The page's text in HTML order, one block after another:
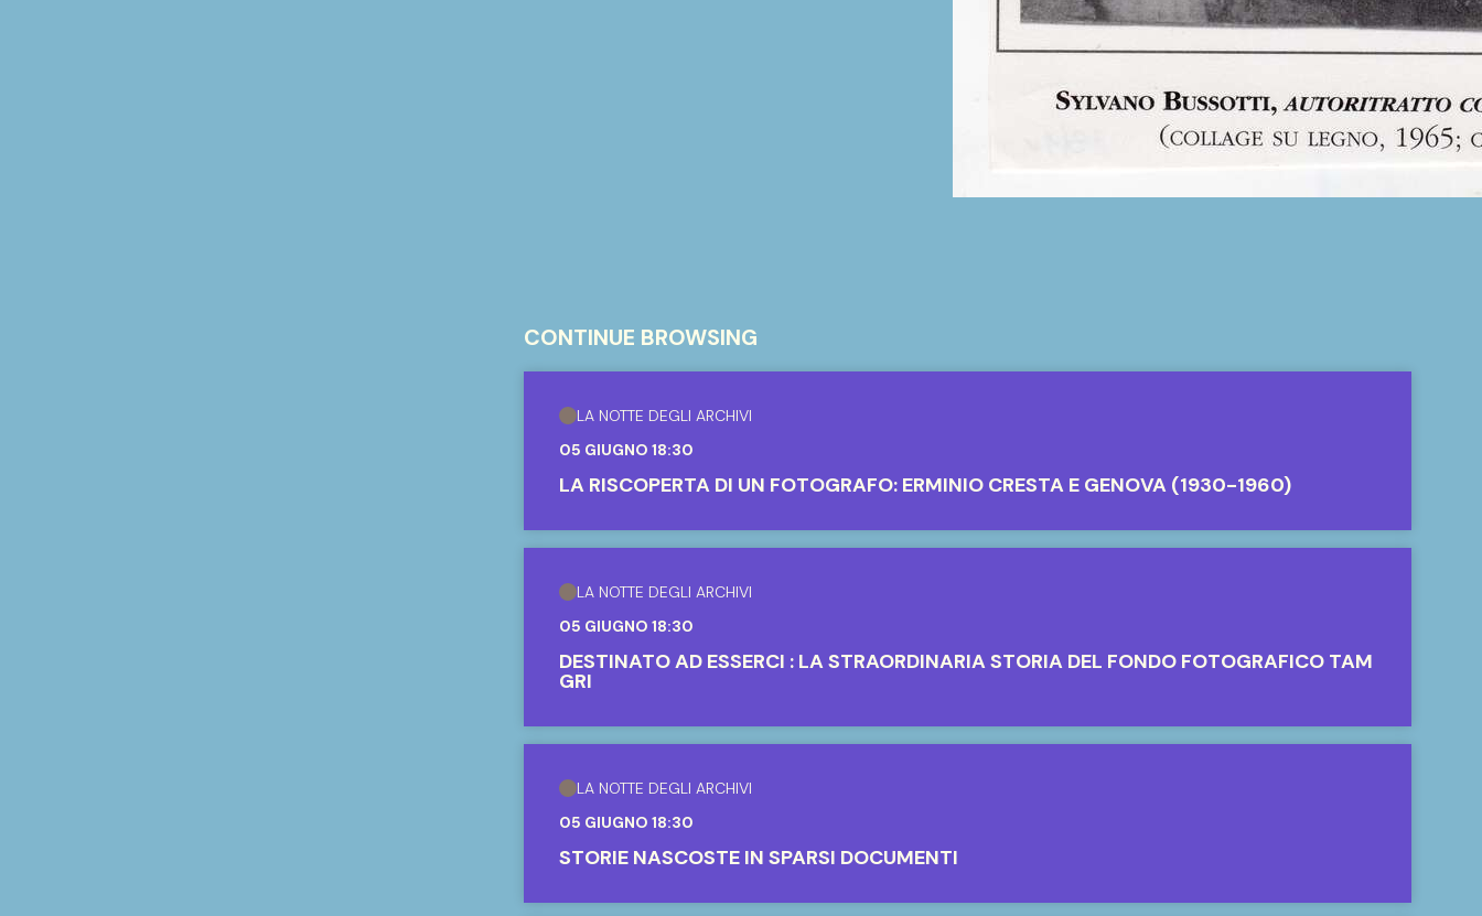
CONTINUE BROWSING
LA NOTTE DEGLI ARCHIVI
05 GIUGNO 18:30
LA RISCOPERTA DI UN FOTOGRAFO: ERMINIO CRESTA E GENOVA (1930-1960)
LA NOTTE DEGLI ARCHIVI
05 GIUGNO 18:30
DESTINATO AD ESSERCI : LA STRAORDINARIA STORIA DEL FONDO FOTOGRAFICO TAM
GRI
LA NOTTE DEGLI ARCHIVI
05 GIUGNO 18:30
STORIE NASCOSTE IN SPARSI DOCUMENTI